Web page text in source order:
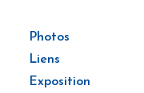
Photos
Liens
Exposition